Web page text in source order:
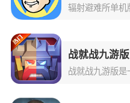
战就战九游版